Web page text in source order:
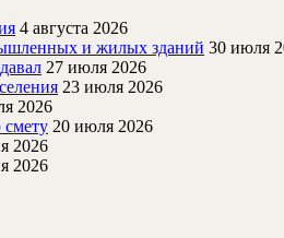
4 августа 2026
и жилых зданий 30 июля
27 июля 2026
23 июля 2026
2026
смету 20 июля 2026
2026
2026